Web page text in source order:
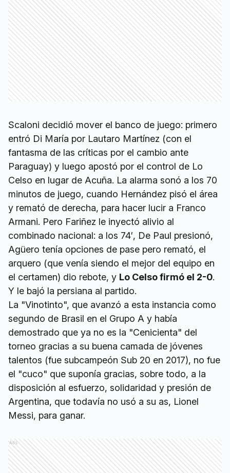
Scaloni decidió mover el banco de juego: primero
entró Di María por Lautaro Martínez (con el
fantasma de las críticas por el cambio ante
Paraguay) y luego apostó por el control de Lo
Celso en lugar de Acuña. La alarma sonó a los 70
minutos de juego, cuando Hernández pisó el área
y remató de derecha, para hacer lucir a Franco
Armani. Pero Fariñez le inyectó alivio al
combinado nacional: a los 74′, De Paul presionó,
Agüero tenía opciones de pase pero remató, el
arquero (que venía siendo el mejor del equipo en
el certamen) dio rebote, y Lo Celso firmó el 2-0.
Y le bajó la persiana al partido.
La "Vinotinto", que avanzó a esta instancia como
segundo de Brasil en el Grupo A y había
demostrado que ya no es la "Cenicienta" del
torneo gracias a su buena camada de jóvenes
talentos (fue subcampeón Sub 20 en 2017), no fue
el "cuco" que suponía gracias, sobre todo, a la
disposición al esfuerzo, solidaridad y presión de
Argentina, que todavía no usó a su as, Lionel
Messi, para ganar.
Ads